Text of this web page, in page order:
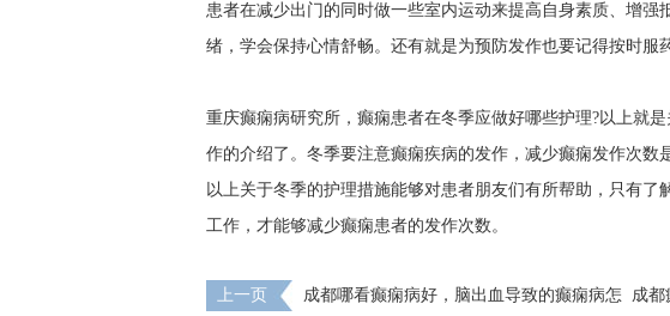
患者在减少出门的同时做一些室内运动来提高自身素质、增
绪，学会保持心情舒畅。还有就是为预防发作也要记得按时服
重庆癫痫病研究所，癫痫患者在冬季应做好哪些护理?以上就
作的介绍了。冬季要注意癫痫疾病的发作，减少癫痫发作次
以上关于冬季的护理措施能够对患者朋友们有所帮助，只有
工作，才能够减少癫痫患者的发作次数。
上一页
成都哪看癫痫病好，脑出血导致的癫痫病怎
成都